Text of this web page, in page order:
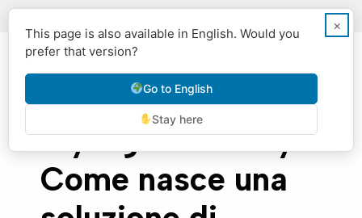
English
My Agile Privacy:
Come nasce una
×
This page is also available in English. Would you
prefer that version?
Go to English
Stay here